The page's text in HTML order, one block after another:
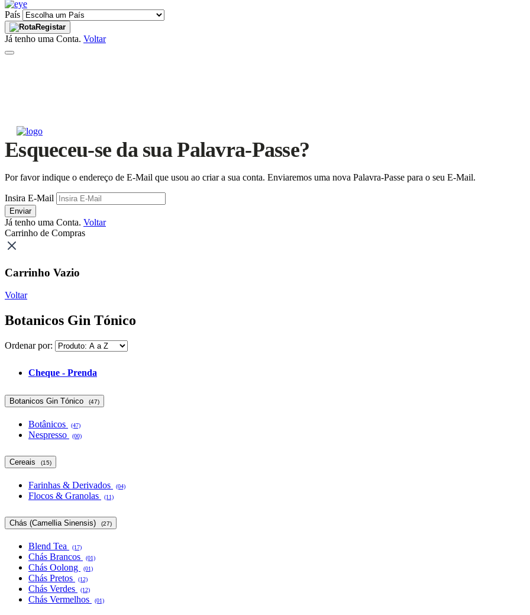
País
Registar
Já tenho uma Conta. Voltar
Esqueceu-se da sua Palavra-Passe?
Por favor indique o endereço de E-Mail que usou ao criar a sua conta. Enviaremos uma nova Palavra-Passe para o seu E-Mail.
Insira E-Mail
Enviar
Já tenho uma Conta. Voltar
Carrinho de Compras
Carrinho Vazio
Voltar
Botanicos Gin Tónico
Ordenar por:
Cheque - Prenda
Botanicos Gin Tónico (47)
Botânicos (47)
Nespresso (00)
Cereais (15)
Farinhas & Derivados (04)
Flocos & Granolas (11)
Chás (Camellia Sinensis) (27)
Blend Tea (17)
Chás Brancos (01)
Chás Oolong (01)
Chás Pretos (12)
Chás Verdes (12)
Chás Vermelhos (01)